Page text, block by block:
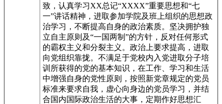
致，认真学习XX总记“XXXX”重要思想和“七
一”讲话精神，进取参加学院及班上组织的思想政
治学习，不断提高自身的政治素质。坚决拥护独
立自主原则及“一国两制”的方针，反对任何形式
的霸权主义和分裂主义。政治上要求提高，进取
向党组织靠拢。不满足于党校内入党进取分子培
训所获得的党的基本知识，在工作、学习和生活
中增强自身的党性原则，按照新党章规定的党员
标准来要求自我，虚心向身边的党员学习，并结
合国内国际政治生活的大事，定期作好思想汇